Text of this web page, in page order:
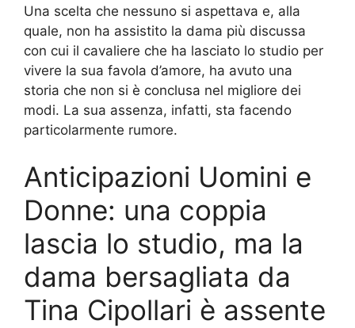
Una scelta che nessuno si aspettava e, alla
quale, non ha assistito la dama più discussa
con cui il cavaliere che ha lasciato lo studio per
vivere la sua favola d’amore, ha avuto una
storia che non si è conclusa nel migliore dei
modi. La sua assenza, infatti, sta facendo
particolarmente rumore.
Anticipazioni Uomini e
Donne: una coppia
lascia lo studio, ma la
dama bersagliata da
Tina Cipollari è assente